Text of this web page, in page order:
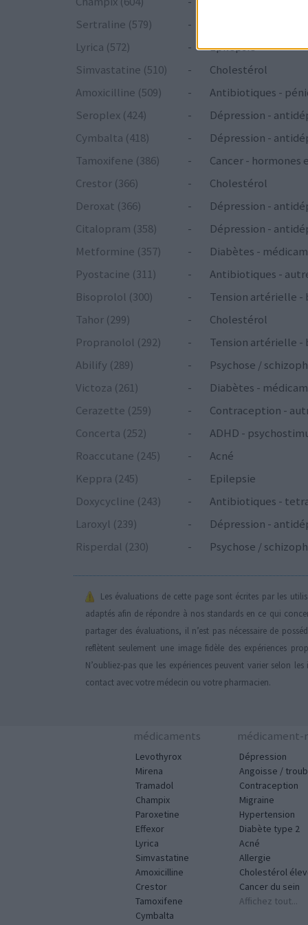
Sertraline (579)
-
Dépression -
Lyrica (572)
-
Epilepsie
Simvastatine (510)
-
Cholestérol
Amoxicilline (509)
-
Antibiotiques -
Seroplex (424)
-
Dépression -
Cymbalta (418)
-
Dépression -
Tamoxifene (386)
-
Cancer - hormones
Crestor (366)
-
Cholestérol
Deroxat (366)
-
Dépression -
Citalopram (358)
-
Dépression -
Metformine (357)
-
Diabètes -
Pyostacine (311)
-
Antibiotiques -
Bisoprolol (300)
-
Tension artérielle -
Tahor (299)
-
Cholestérol
Propranolol (292)
-
Tension artérielle -
Abilify (289)
-
Psychose /
Victoza (261)
-
Diabètes -
Cerazette (259)
-
Contraception -
Concerta (252)
-
ADHD -
Roaccutane (245)
-
Acné
Keppra (245)
-
Epilepsie
Doxycycline (243)
-
Antibiotiques -
Laroxyl (239)
-
Dépression -
Risperdal (230)
- Psychose /
Les évaluations de cette page sont écrites par les
adaptés afin de répondre à nos standards en ce qui
partager des évaluations, il n’est pas nécessaire de
reflètent seulement une image fidèle des expériences
N’oubliez-pas que les expériences peuvent varier selon
contact avec votre médecin ou votre pharmacien.
médicaments
Levothyrox
Mirena
Tramadol
Champix
Paroxetine
Effexor
Lyrica
Simvastatine
Amoxicilline
Crestor
Tamoxifene
Cymbalta
médicament-
Dépression
Angoisse /
Contraception
Migraine
Hypertension
Diabète type 2
Acné
Allergie
Cholestérol
Cancer du sein
Affichez tout...